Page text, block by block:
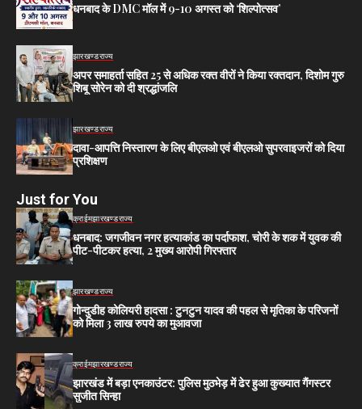
धनबाद के DMC मॉल में 9-10 अगस्त को ‘शिल्पोत्सव’
झारखण्डराज्य
अपर समाहर्ता सहित 25 से अधिक रक्त वीरों ने किया रक्तदान, दिशोम गुरु
शिबू सोरेन को दी श्रद्धांजलि
झारखण्डराज्य
दावा-आपत्ति निस्तारण के लिए बीएलओ एवं बीएलओ सुपरवाइजरों को दिया
प्रशिक्षण
Just for You
क्राईमझारखण्डराज्य
धनबाद: जगजीवन नगर हत्याकांड का पर्दाफाश, चोरी के शक में युवक की
पीट-पीटकर हत्या, 2 मुख्य आरोपी गिरफ्तार
झारखण्डराज्य
गोन्दुडीह कोलियरी हादसा : टुनटुन यादव की पहल से मृतिका के परिजनों
को मिला 3 लाख रुपये का मुआवजा
क्राईमझारखण्डराज्य
झारखंड में बड़ा एनकाउंटर: पुलिस मुठभेड़ में ढेर हुआ कुख्यात गैंगस्टर
सुजीत सिन्हा